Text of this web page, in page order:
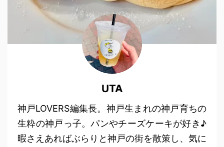
UTA
神戸LOVERS編集長。神戸生まれの神戸育ちの
生粋の神戸っ子。パンやチーズケーキが好き♪
暇さえあればぶらりと神戸の街を散策し、気に